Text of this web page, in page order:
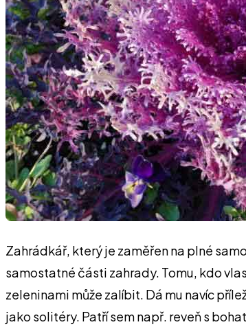
Zahrádkář, který je zaměřen na plné
samostatné části zahrady. Tomu, kdo
zeleninami může zalíbit. Dá mu navíc
jako solitéry. Patří sem např. reveň s